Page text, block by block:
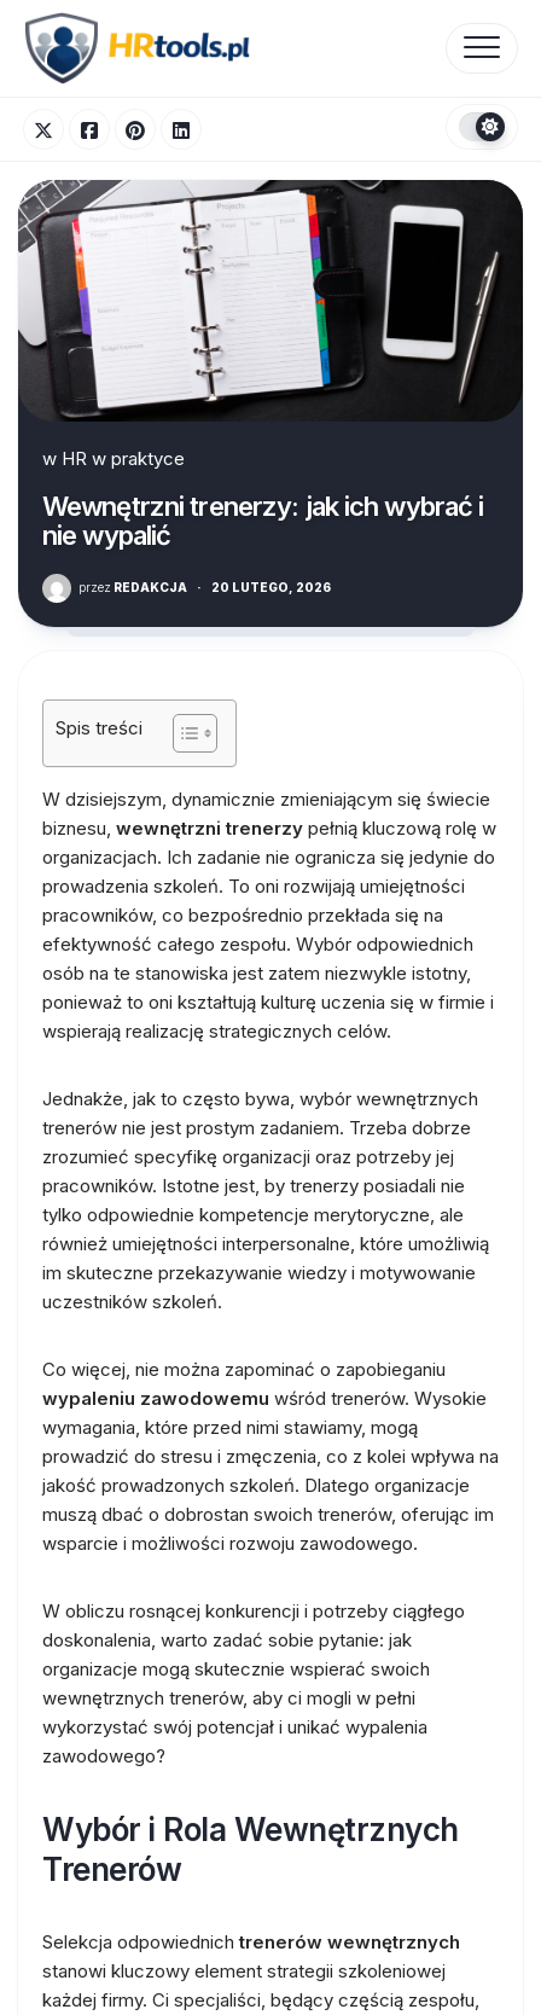
content
w HR w praktyce
Wewnętrzni trenerzy: jak ich wybrać i
nie wypalić
przez REDAKCJA · 20 LUTEGO, 2026
Spis treści
W dzisiejszym, dynamicznie zmieniającym się świecie
biznesu, wewnętrzni trenerzy pełnią kluczową rolę w
organizacjach. Ich zadanie nie ogranicza się jedynie do
prowadzenia szkoleń. To oni rozwijają umiejętności
pracowników, co bezpośrednio przekłada się na
efektywność całego zespołu. Wybór odpowiednich
osób na te stanowiska jest zatem niezwykle istotny,
ponieważ to oni kształtują kulturę uczenia się w firmie i
wspierają realizację strategicznych celów.
Jednakże, jak to często bywa, wybór wewnętrznych
trenerów nie jest prostym zadaniem. Trzeba dobrze
zrozumieć specyfikę organizacji oraz potrzeby jej
pracowników. Istotne jest, by trenerzy posiadali nie
tylko odpowiednie kompetencje merytoryczne, ale
również umiejętności interpersonalne, które umożliwią
im skuteczne przekazywanie wiedzy i motywowanie
uczestników szkoleń.
Co więcej, nie można zapominać o zapobieganiu
wypaleniu zawodowemu wśród trenerów. Wysokie
wymagania, które przed nimi stawiamy, mogą
prowadzić do stresu i zmęczenia, co z kolei wpływa na
jakość prowadzonych szkoleń. Dlatego organizacje
muszą dbać o dobrostan swoich trenerów, oferując im
wsparcie i możliwości rozwoju zawodowego.
W obliczu rosnącej konkurencji i potrzeby ciągłego
doskonalenia, warto zadać sobie pytanie: jak
organizacje mogą skutecznie wspierać swoich
wewnętrznych trenerów, aby ci mogli w pełni
wykorzystać swój potencjał i unikać wypalenia
zawodowego?
Wybór i Rola Wewnętrznych
Trenerów
Selekcja odpowiednichtrenerów wewnętrznych
stanowi kluczowy element strategii szkoleniowej
każdej firmy. Ci specjaliści, będący częścią zespołu,